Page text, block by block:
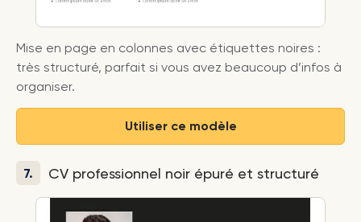
Mise en page en colonnes avec étiquettes noires :
très structuré, parfait si vous avez beaucoup d’infos à
organiser.
Utiliser ce modèle
7. CV professionnel noir épuré et structuré